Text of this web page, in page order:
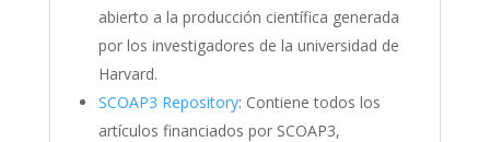
abierto a la producción científica generada
por los investigadores de la universidad de
Harvard.
SCOAP3 Repository: Contiene todos los
artículos financiados por SCOAP3,